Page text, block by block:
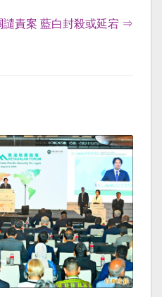
譴責案 藍白封殺或延宕 ⇒